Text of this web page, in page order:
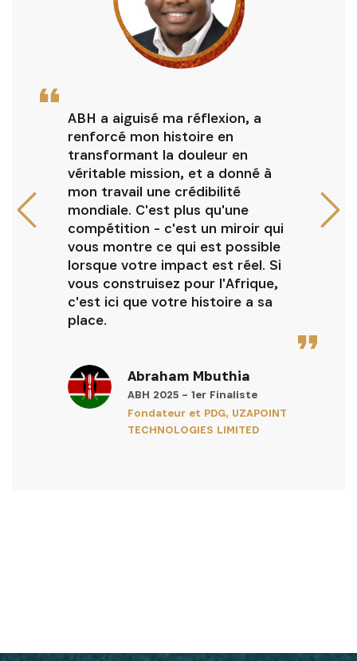
Le processus de candidature à
l'ABH a été instructif et m'a
obligé à approfondir les chiffres
et les performances de notre
entreprise. Ce fut un exercice
inestimable de précision et de
clarté, offrant de nouvelles
perspectives sur l'impact et le
potentiel de notre entreprise.
Pour tout entrepreneur, cette
expérience ne consiste pas
seulement à postuler, mais aussi
entreprise.
Ayman Bazaara